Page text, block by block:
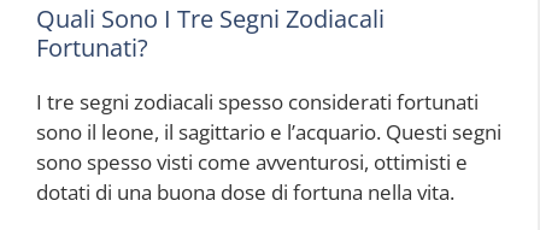
Quali Sono I Tre Segni Zodiacali
Fortunati?
I tre segni zodiacali spesso considerati fortunati
sono il leone, il sagittario e l’acquario. Questi segni
sono spesso visti come avventurosi, ottimisti e
dotati di una buona dose di fortuna nella vita.